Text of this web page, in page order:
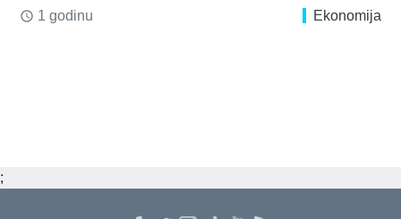
access_time 1 godinu Ekonomija
;